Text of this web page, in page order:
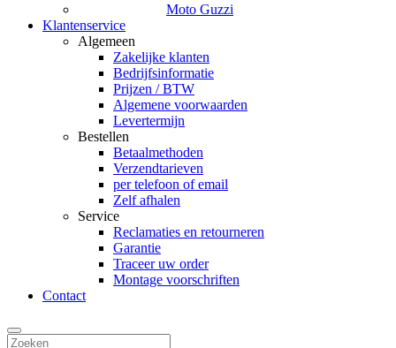
Moto Guzzi
Klantenservice
Algemeen
Zakelijke klanten
Bedrijfsinformatie
Prijzen / BTW
Algemene voorwaarden
Levertermijn
Bestellen
Betaalmethoden
Verzendtarieven
per telefoon of email
Zelf afhalen
Service
Reclamaties en retourneren
Garantie
Traceer uw order
Montage voorschriften
Contact